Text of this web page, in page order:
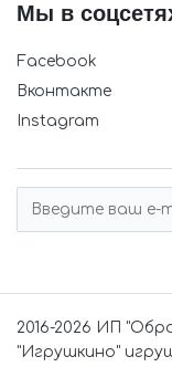
Мы в
Facebook
Вконтакте
Instagram
2016-2026 ИП
"Игрушкино"